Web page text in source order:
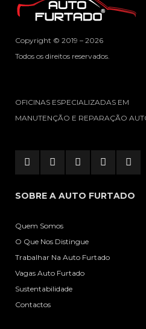
Copyright © 2019 – 2026
Todos os direitos reservados.
OFICINAS ESPECIALIZADAS EM
MANUTENÇÃO E REPARAÇÃO
SOBRE A AUTO FURTADO
Quem Somos
O Que Nos Distingue
Trabalhar Na Auto Furtado
Vagas Auto Furtado
Sustentabilidade
Contactos